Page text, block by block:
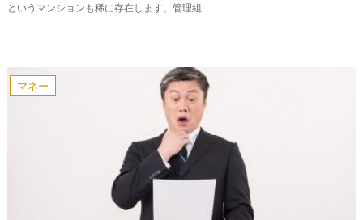
というマンションも稀に存在します。管理組…
マネー